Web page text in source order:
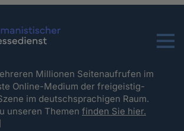
Menu
Millionen Seitenaufrufen im
Online-Medium der freigeistig-
im deutschsprachigen Raum.
unseren Themenfinden Sie hier.